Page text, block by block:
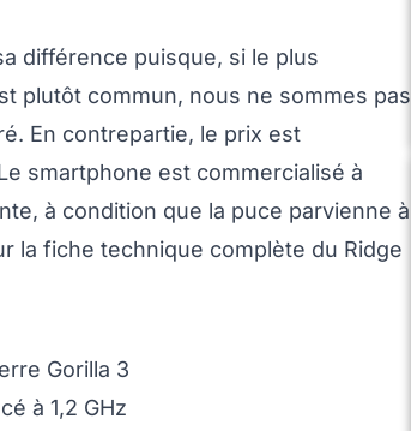
différence puisque, si le plus
plutôt commun, nous ne sommes pas
En contrepartie, le prix est
smartphone est commercialisé à
à condition que la puce parvienne à
la fiche technique complète du Ridge
Gorilla 3
à 1,2 GHz